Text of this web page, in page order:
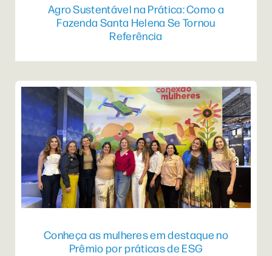
Agro Sustentável na Prática: Como a
Fazenda Santa Helena Se Tornou
Referência
Conheça as mulheres em destaque no
Prêmio por práticas de ESG